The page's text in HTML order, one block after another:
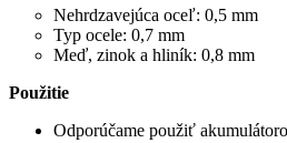
Nehrdzavejúca oceľ: 0,5 mm
Typ ocele: 0,7 mm
Meď, zinok a hliník: 0,8 mm
Použitie
Odporúčame použiť